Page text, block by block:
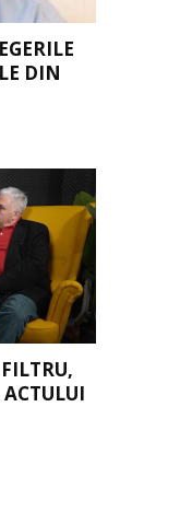
DIN
ACTULUI